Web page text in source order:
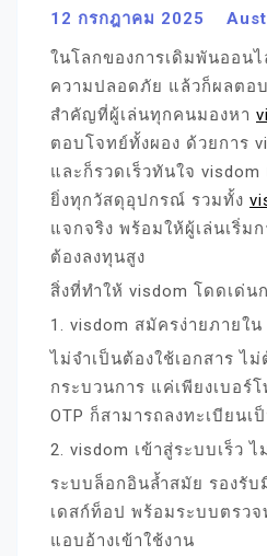
12 กรกฎาคม 2025
ในโลกของการเดิมพันออน
ความปลอดภัย แล้วก็ผลตอ
สำคัญที่ผู้เล่นทุกคนมองหา
ตอบโจทย์ทั้งผอง ด้วยการ
และก็รวดเร็วทันใจ visdom
ยิ่งทุกวัสดุอุปกรณ์ รวมทั้ง
แจกจริง พร้อมให้ผู้เล่นเริ่ม
ต้องลงทุนสูง
สิ่งที่ทำให้ visdom โดดเด่น
1. visdom สมัครง่ายภายใน
ไม่จำเป็นต้องใช้เอกสาร ไ
กระบวนการ แค่เพียงเบอร์
OTP ก็สามารถลงทะเบียน
2. visdom เข้าสู่ระบบเร็ว
ระบบล็อกอินล้ำสมัย รองรั
เดสก์ท็อป พร้อมระบบตรวจ
แอบอ้างเข้าใช้งาน